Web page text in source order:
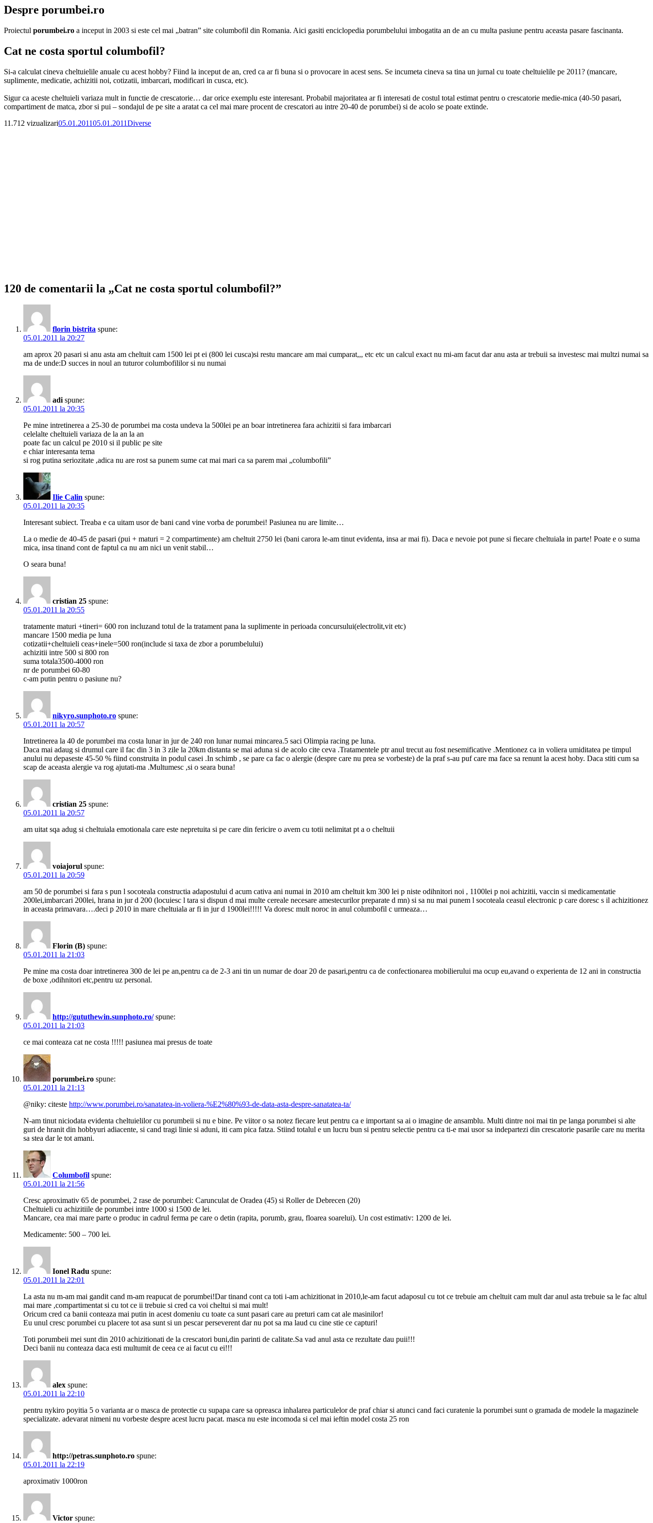
Despre porumbei.ro
Proiectul porumbei.ro a inceput in 2003 si este cel mai „batran” site columbofil din Romania. Aici gasiti enciclopedia porumbelului imbogatita an de an cu multa pasiune pentru aceasta pasare fascinanta.
Cat ne costa sportul columbofil?
Si-a calculat cineva cheltuielile anuale cu acest hobby? Fiind la inceput de an, cred ca ar fi buna si o provocare in acest sens. Se incumeta cineva sa tina un jurnal cu toate cheltuielile pe 2011? (mancare,
suplimente, medicatie, achizitii noi, cotizatii, imbarcari, modificari in cusca, etc).
Sigur ca aceste cheltuieli variaza mult in functie de crescatorie… dar orice exemplu este interesant. Probabil majoritatea ar fi interesati de costul total estimat pentru o crescatorie medie-mica (40-50 pasari,
compartiment de matca, zbor si pui – sondajul de pe site a aratat ca cel mai mare procent de crescatori au intre 20-40 de porumbei) si de acolo se poate extinde.
11.712 vizualizariPublicat
05.01.201105.01.2011Categorii
Diverse
120 de comentarii la „Cat ne costa sportul columbofil?”
florin bistrita spune:
05.01.2011 la 20:27
am aprox 20 pasari si anu asta am cheltuit cam 1500 lei pt ei (800 lei cusca)si restu mancare am mai cumparat,,, etc etc un calcul exact nu mi-am facut dar anu asta ar trebuii sa investesc mai multzi numai sa
ma de unde:D succes in noul an tuturor columbofililor si nu numai
adi spune:
05.01.2011 la 20:35
Pe mine intretinerea a 25-30 de porumbei ma costa undeva la 500lei pe an boar intretinerea fara achizitii si fara imbarcari
celelalte cheltuieli variaza de la an la an
poate fac un calcul pe 2010 si il public pe site
e chiar interesanta tema
si rog putina seriozitate ,adica nu are rost sa punem sume cat mai mari ca sa parem mai „columbofili”
Ilie Calin spune:
05.01.2011 la 20:35
Interesant subiect. Treaba e ca uitam usor de bani cand vine vorba de porumbei! Pasiunea nu are limite…
La o medie de 40-45 de pasari (pui + maturi = 2 compartimente) am cheltuit 2750 lei (bani carora le-am tinut evidenta, insa ar mai fi). Daca e nevoie pot pune si fiecare cheltuiala in parte! Poate e o suma
mica, insa tinand cont de faptul ca nu am nici un venit stabil…
O seara buna!
cristian 25 spune:
05.01.2011 la 20:55
tratamente maturi +tineri= 600 ron incluzand totul de la tratament pana la suplimente in perioada concursului(electrolit,vit etc)
mancare 1500 media pe luna
cotizatii+cheltuieli ceas+inele=500 ron(include si taxa de zbor a porumbelului)
achizitii intre 500 si 800 ron
suma totala3500-4000 ron
nr de porumbei 60-80
c-am putin pentru o pasiune nu?
nikyro.sunphoto.ro spune:
05.01.2011 la 20:57
Intretinerea la 40 de porumbei ma costa lunar in jur de 240 ron lunar numai mincarea.5 saci Olimpia racing pe luna.
Daca mai adaug si drumul care il fac din 3 in 3 zile la 20km distanta se mai aduna si de acolo cite ceva .Tratamentele ptr anul trecut au fost nesemificative .Mentionez ca in voliera umiditatea pe timpul
anului nu depaseste 45-50 % fiind construita in podul casei .In schimb , se pare ca fac o alergie (despre care nu prea se vorbeste) de la praf s-au puf care ma face sa renunt la acest hoby. Daca stiti cum sa
scap de aceasta alergie va rog ajutati-ma .Multumesc ,si o seara buna!
cristian 25 spune:
05.01.2011 la 20:57
am uitat sqa adug si cheltuiala emotionala care este nepretuita si pe care din fericire o avem cu totii nelimitat pt a o cheltuii
voiajorul spune:
05.01.2011 la 20:59
am 50 de porumbei si fara s pun l socoteala constructia adapostului d acum cativa ani numai in 2010 am cheltuit km 300 lei p niste odihnitori noi , 1100lei p noi achizitii, vaccin si medicamentatie
200lei,imbarcari 200lei, hrana in jur d 200 (locuiesc l tara si dispun d mai multe cereale necesare amestecurilor preparate d mn) si sa nu mai punem l socoteala ceasul electronic p care doresc s il achizitionez
in aceasta primavara….deci p 2010 in mare cheltuiala ar fi in jur d 1900lei!!!!! Va doresc mult noroc in anul columbofil c urmeaza…
Florin (B) spune:
05.01.2011 la 21:03
Pe mine ma costa doar intretinerea 300 de lei pe an,pentru ca de 2-3 ani tin un numar de doar 20 de pasari,pentru ca de confectionarea mobilierului ma ocup eu,avand o experienta de 12 ani in constructia
de boxe ,odihnitori etc,pentru uz personal.
http://gututhewin.sunphoto.ro/ spune:
05.01.2011 la 21:03
ce mai conteaza cat ne costa !!!!! pasiunea mai presus de toate
porumbei.ro spune:
05.01.2011 la 21:13
@niky: citeste http://www.porumbei.ro/sanatatea-in-voliera-%E2%80%93-de-data-asta-despre-sanatatea-ta/
N-am tinut niciodata evidenta cheltuielilor cu porumbeii si nu e bine. Pe viitor o sa notez fiecare leut pentru ca e important sa ai o imagine de ansamblu. Multi dintre noi mai tin pe langa porumbei si alte
guri de hranit din hobbyuri adiacente, si cand tragi linie si aduni, iti cam pica fatza. Stiind totalul e un lucru bun si pentru selectie pentru ca ti-e mai usor sa indepartezi din crescatorie pasarile care nu merita
sa stea dar le tot amani.
Columbofil spune:
05.01.2011 la 21:56
Cresc aproximativ 65 de porumbei, 2 rase de porumbei: Carunculat de Oradea (45) si Roller de Debrecen (20)
Cheltuieli cu achizitiile de porumbei intre 1000 si 1500 de lei.
Mancare, cea mai mare parte o produc in cadrul ferma pe care o detin (rapita, porumb, grau, floarea soarelui). Un cost estimativ: 1200 de lei.
Medicamente: 500 – 700 lei.
Ionel Radu spune:
05.01.2011 la 22:01
La asta nu m-am mai gandit cand m-am reapucat de porumbei!Dar tinand cont ca toti i-am achizitionat in 2010,le-am facut adaposul cu tot ce trebuie am cheltuit cam mult dar anul asta trebuie sa le fac altul
mai mare ,compartimentat si cu tot ce ii trebuie si cred ca voi cheltui si mai mult!
Oricum cred ca banii conteaza mai putin in acest domeniu cu toate ca sunt pasari care au preturi cam cat ale masinilor!
Eu unul cresc porumbei cu placere tot asa sunt si un pescar perseverent dar nu pot sa ma laud cu cine stie ce capturi!
Toti porumbeii mei sunt din 2010 achizitionati de la crescatori buni,din parinti de calitate.Sa vad anul asta ce rezultate dau puii!!!
Deci banii nu conteaza daca esti multumit de ceea ce ai facut cu ei!!!
alex spune:
05.01.2011 la 22:10
pentru nykiro poyitia 5 o varianta ar o masca de protectie cu supapa care sa opreasca inhalarea particulelor de praf chiar si atunci cand faci curatenie la porumbei sunt o gramada de modele la magazinele
specializate. adevarat nimeni nu vorbeste despre acest lucru pacat. masca nu este incomoda si cel mai ieftin model costa 25 ron
http://petras.sunphoto.ro spune:
05.01.2011 la 22:19
aproximativ 1000ron
Victor spune: